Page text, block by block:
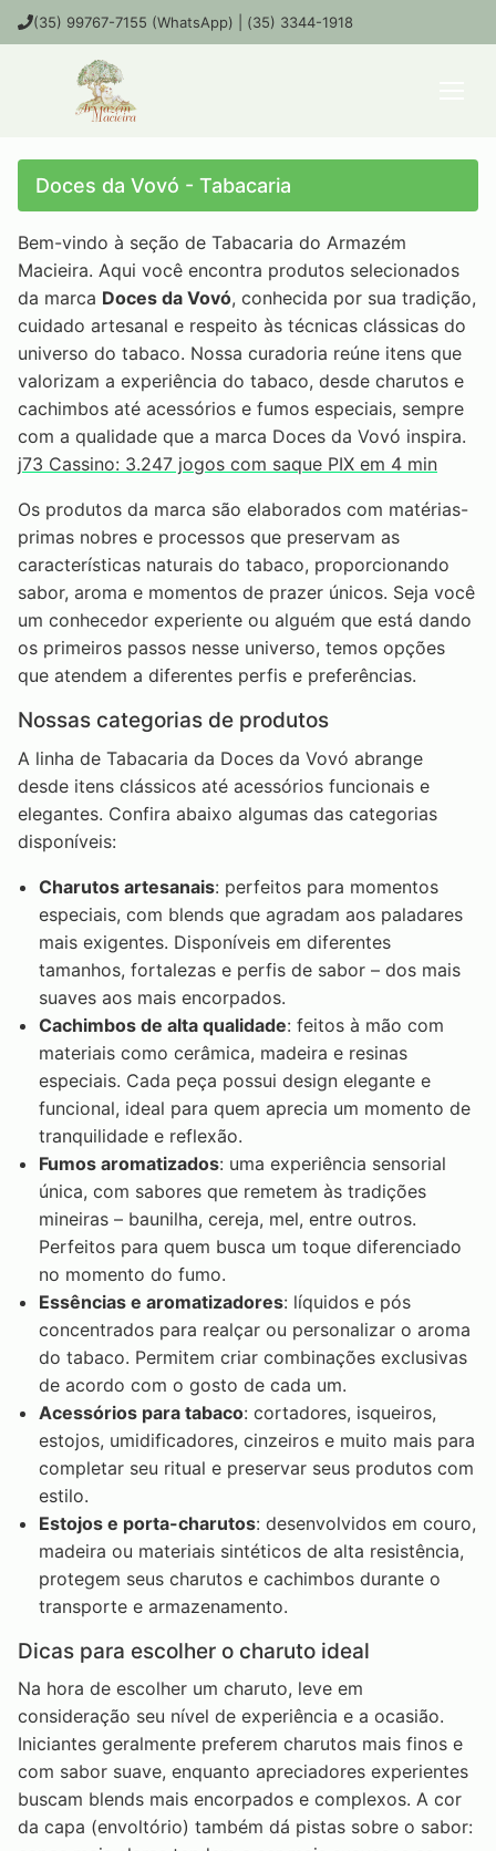
(35) 99767-7155 (WhatsApp) | (35) 3344-1918
Doces da Vovó - Tabacaria
Bem-vindo à seção de Tabacaria do Armazém
Macieira. Aqui você encontra produtos selecionados
da marca Doces da Vovó, conhecida por sua tradição,
cuidado artesanal e respeito às técnicas clássicas do
universo do tabaco. Nossa curadoria reúne itens que
valorizam a experiência do tabaco, desde charutos e
cachimbos até acessórios e fumos especiais, sempre
com a qualidade que a marca Doces da Vovó inspira.
j73 Cassino: 3.247 jogos com saque PIX em 4 min
Os produtos da marca são elaborados com matérias-
primas nobres e processos que preservam as
características naturais do tabaco, proporcionando
sabor, aroma e momentos de prazer únicos. Seja você
um conhecedor experiente ou alguém que está dando
os primeiros passos nesse universo, temos opções
que atendem a diferentes perfis e preferências.
Nossas categorias de produtos
A linha de Tabacaria da Doces da Vovó abrange
desde itens clássicos até acessórios funcionais e
elegantes. Confira abaixo algumas das categorias
disponíveis:
Charutos artesanais: perfeitos para momentos
especiais, com blends que agradam aos paladares
mais exigentes. Disponíveis em diferentes
tamanhos, fortalezas e perfis de sabor – dos mais
suaves aos mais encorpados.
Cachimbos de alta qualidade: feitos à mão com
materiais como cerâmica, madeira e resinas
especiais. Cada peça possui design elegante e
funcional, ideal para quem aprecia um momento de
tranquilidade e reflexão.
Fumos aromatizados: uma experiência sensorial
única, com sabores que remetem às tradições
mineiras – baunilha, cereja, mel, entre outros.
Perfeitos para quem busca um toque diferenciado
no momento do fumo.
Essências e aromatizadores: líquidos e pós
concentrados para realçar ou personalizar o aroma
do tabaco. Permitem criar combinações exclusivas
de acordo com o gosto de cada um.
Acessórios para tabaco: cortadores, isqueiros,
estojos, umidificadores, cinzeiros e muito mais para
completar seu ritual e preservar seus produtos com
estilo.
Estojos e porta-charutos: desenvolvidos em couro,
madeira ou materiais sintéticos de alta resistência,
protegem seus charutos e cachimbos durante o
transporte e armazenamento.
Dicas para escolher o charuto ideal
Na hora de escolher um charuto, leve em
consideração seu nível de experiência e a ocasião.
Iniciantes geralmente preferem charutos mais finos e
com sabor suave, enquanto apreciadores experientes
buscam blends mais encorpados e complexos. A cor
da capa (envoltório) também dá pistas sobre o sabor: